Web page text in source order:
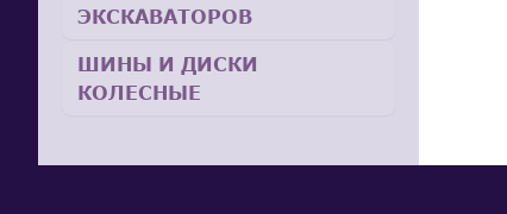
ЭКСКАВАТОРОВ
ШИНЫ И ДИСКИ
КОЛЕСНЫЕ